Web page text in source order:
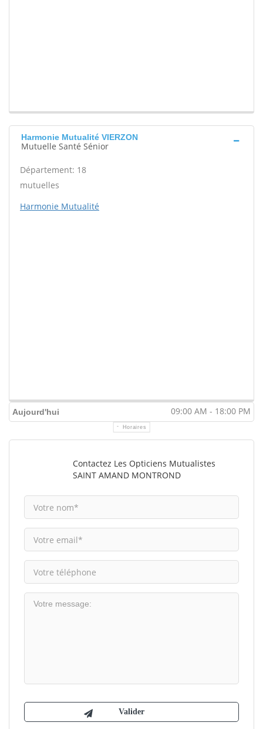
Harmonie Mutualité VIERZON
Mutuelle Santé Sénior
Département: 18
mutuelles
Harmonie Mutualité
Aujourd'hui 09:00 AM - 18:00 PM
Horaires
Contactez Les Opticiens Mutualistes
SAINT AMAND MONTROND